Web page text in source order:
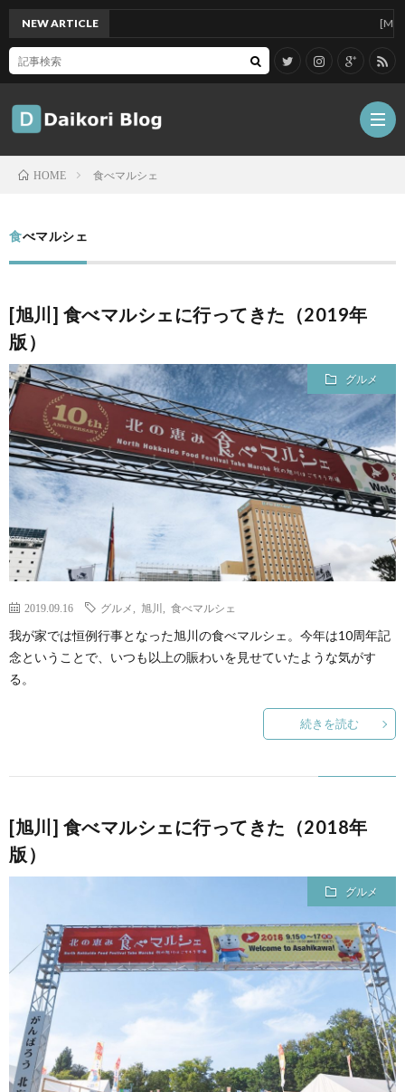
記
Tips
ジ
ェ
ッ
ト
グ
ル
メ
旅
行・
散
歩
こ
の
ブ
に
NEW ARTICLE [Mac]Mac
HOME 食べマルシェ
食べマルシェ
[旭川] 食べマルシェに行ってきた（2019年
版）
グルメ
2019.09.16 グルメ 旭川 食べマルシェ
我が家では恒例行事となった旭川の食べマルシェ。今年は10周年記
念ということで、いつも以上の賑わいを見せていたような気がす
る。
続きを読む
[旭川] 食べマルシェに行ってきた（2018年
版）
グルメ